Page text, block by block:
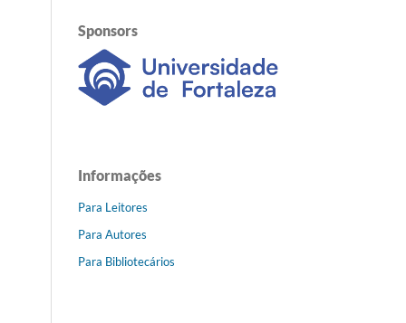
Sponsors
Informações
Para Leitores
Para Autores
Para Bibliotecários